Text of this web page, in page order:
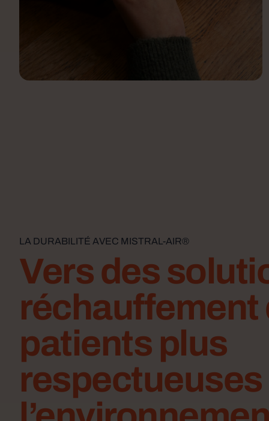
LA DURABILITÉ AVEC MISTRAL-AIR®
Vers des
réchauffement
patients plus
respectueuses